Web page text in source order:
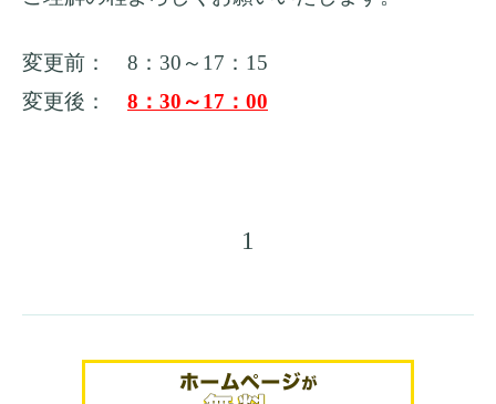
変更前： 8：30～17：15
変更後： 8：30～17：00
1